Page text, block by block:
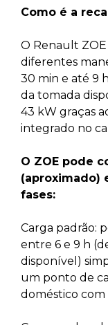
Como é a
O Renault
diferentes
30 min e até 9
da tomada
43 kW graças
integrado no
O ZOE pode
(aproximado)
fases:
Carga padrão:
entre 6 e 9 h
disponível)
um ponto de
doméstico